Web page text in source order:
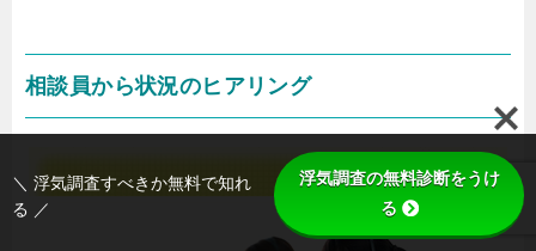
相談員から状況のヒアリング
＼ 浮気調査すべきか無料で知れ
る ／
浮気調査の無料診断をうけ
る